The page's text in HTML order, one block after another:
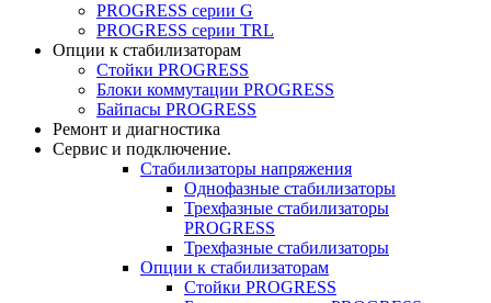
PROGRESS серии G
PROGRESS серии TRL
Опции к стабилизаторам
Стойки PROGRESS
Блоки коммутации PROGRESS
Байпасы PROGRESS
Ремонт и диагностика
Сервис и подключение.
Стабилизаторы напряжения
Однофазные стабилизаторы
Трехфазные стабилизаторы
PROGRESS
Трехфазные стабилизаторы
Опции к стабилизаторам
Стойки PROGRESS